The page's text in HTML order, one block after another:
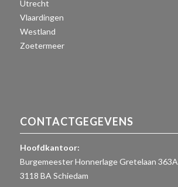
Utrecht
Vlaardingen
Westland
Zoetermeer
CONTACTGEGEVENS
Hoofdkantoor:
Burgemeester Honnerlage Gretelaan 363A
3118 BA Schiedam